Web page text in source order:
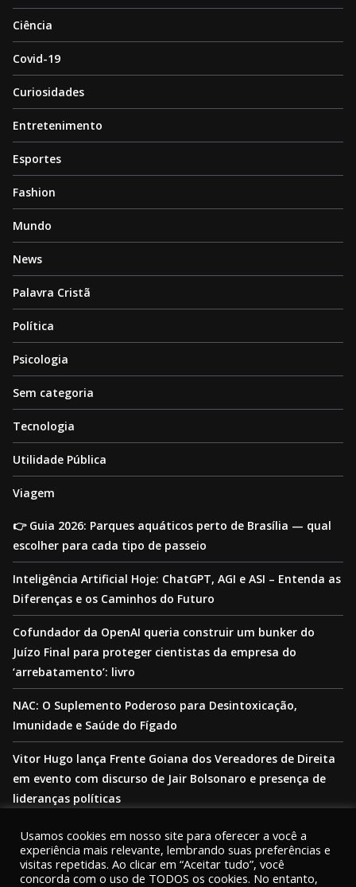
Ciência
Covid-19
Curiosidades
Entretenimento
Esportes
Fashion
Mundo
News
Palavra Cristã
Política
Psicologia
Sem categoria
Tecnologia
Utilidade Pública
Viagem
👉 Guia 2026: Parques aquáticos perto de Brasília — qual
escolher para cada tipo de passeio
Inteligência Artificial Hoje: ChatGPT, AGI e ASI – Entenda as
Diferenças e os Caminhos do Futuro
Cofundador da OpenAI queria construir um bunker do
Juízo Final para proteger cientistas da empresa do
‘arrebatamento’: livro
NAC: O Suplemento Poderoso para Desintoxicação,
Imunidade e Saúde do Fígado
Vitor Hugo lança Frente Goiana dos Vereadores de Direita
em evento com discurso de Jair Bolsonaro e presença de
lideranças políticas
Usamos cookies em nosso site para oferecer a você a
experiência mais relevante, lembrando suas preferências e
visitas repetidas. Ao clicar em “Aceitar tudo”, você
concorda com o uso de TODOS os cookies. No entanto,